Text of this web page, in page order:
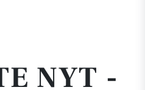
NYT -